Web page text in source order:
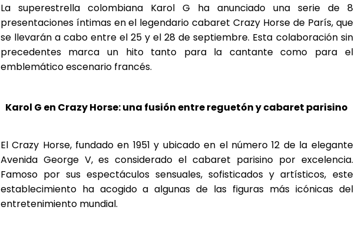
La superestrella colombiana Karol G ha anunciado una serie de 8
presentaciones íntimas en el legendario cabaret Crazy Horse de París, que
se llevarán a cabo entre el 25 y el 28 de septiembre. Esta colaboración sin
precedentes marca un hito tanto para la cantante como para el
emblemático escenario francés.
Karol G en Crazy Horse: una fusión entre reguetón y cabaret parisino
El Crazy Horse, fundado en 1951 y ubicado en el número 12 de la elegante
Avenida George V, es considerado el cabaret parisino por excelencia.
Famoso por sus espectáculos sensuales, sofisticados y artísticos, este
establecimiento ha acogido a algunas de las figuras más icónicas del
entretenimiento mundial.